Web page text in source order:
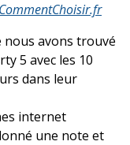
CommentChoisir.fr
nous avons trouvé
5 avec les 10
dans leur
internet
une note et